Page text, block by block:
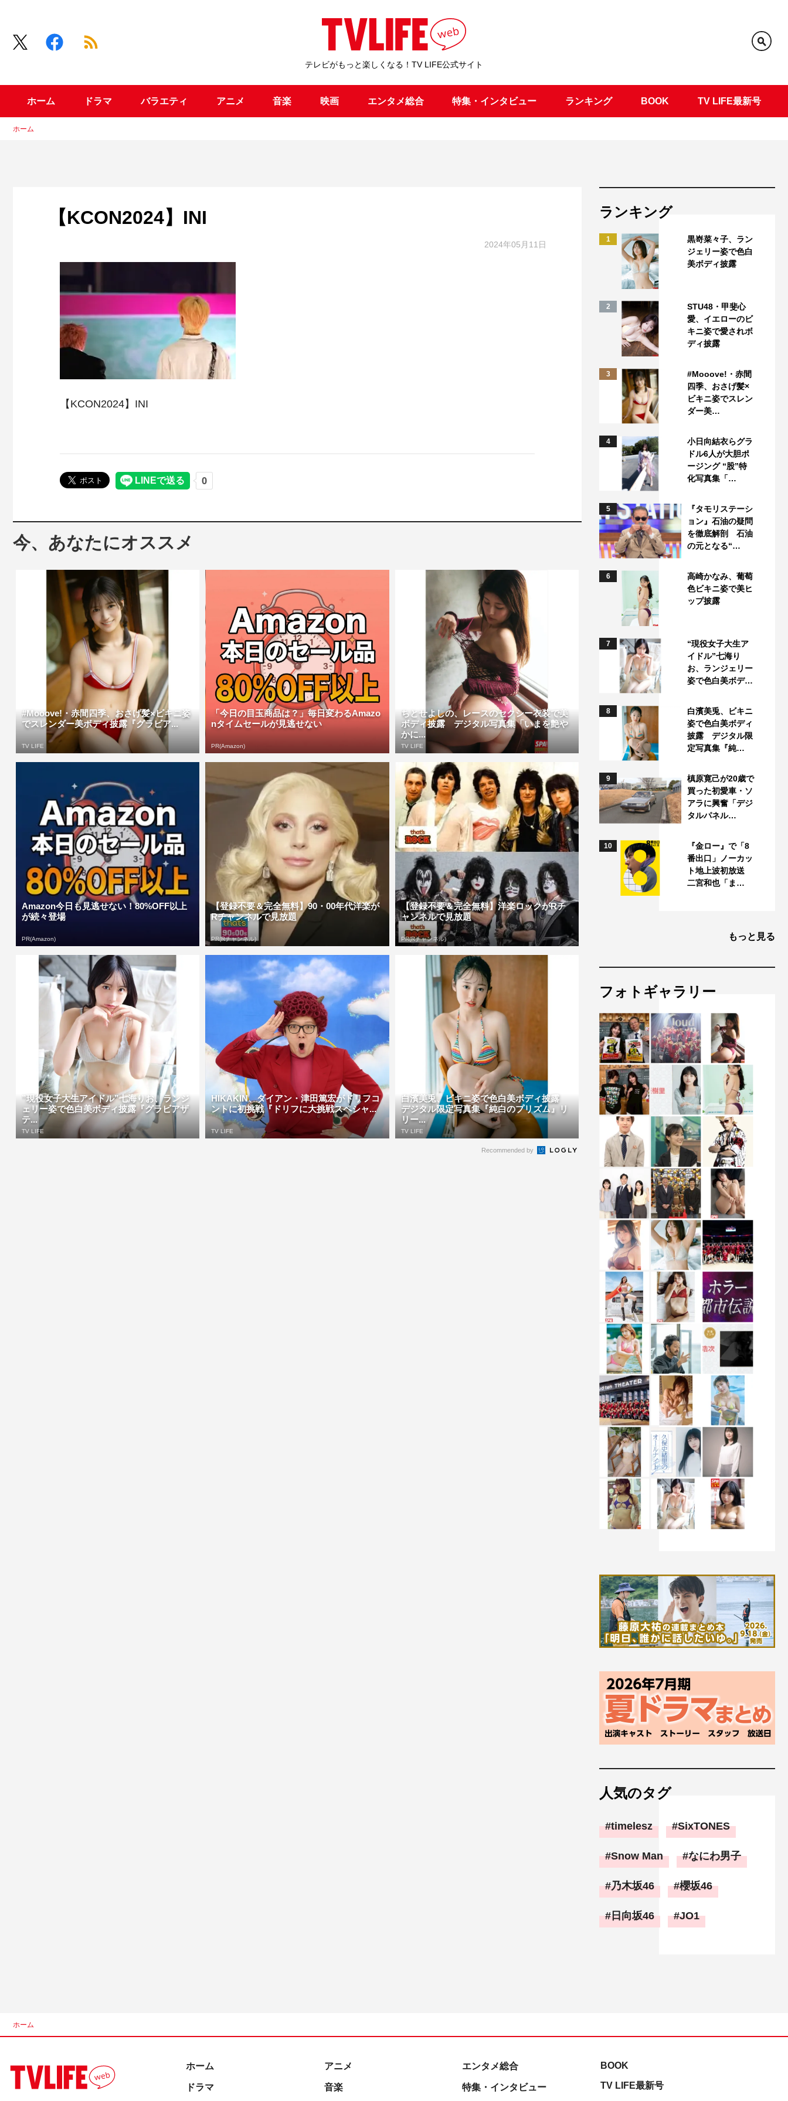
テレビがもっと楽しくなる！TV LIFE公式サイト
ホーム ドラマ バラエティ アニメ 音楽 映画 エンタメ総合 特集・インタビュー ランキング BOOK TV LIFE最新号
ホーム
【KCON2024】INI
2024年05月11日
【KCON2024】INI
今、あなたにオススメ
#Mooove!・赤間四季、おさげ髪×ビキニ姿
でスレンダー美ボディ披露『グラビア...
TV LIFE
「今日の目玉商品は？」毎日変わるAmazo
nタイムセールが見逃せない
PR(Amazon)
ちとせよしの、レースのセクシー衣装で美
ボディ披露 デジタル写真集「いまを艶や
かに...
TV LIFE
Amazon今日も見逃せない！80%OFF以上
が続々登場
PR(Amazon)
【登録不要＆完全無料】90・00年代洋楽が
Rチャンネルで見放題
PR(Rチャンネル)
【登録不要＆完全無料】洋楽ロックがRチ
ャンネルで見放題
PR(Rチャンネル)
”現役女子大生アイドル”七海りお、ランジ
ェリー姿で色白美ボディ披露『グラビアザ
テ...
TV LIFE
HIKAKIN、ダイアン・津田篤宏がドリフコ
ントに初挑戦『ドリフに大挑戦スペシャ...
TV LIFE
白濱美兎、ビキニ姿で色白美ボディ披露
デジタル限定写真集『純白のプリズム』リ
リー...
TV LIFE
Recommended by
ランキング
1
黒嵜菜々子、ラン
ジェリー姿で色白
美ボディ披露
2
STU48・甲斐心
愛、イエローのビ
キニ姿で愛されボ
ディ披露
3
#Mooove!・赤間
四季、おさげ髪×
ビキニ姿でスレン
ダー美…
4
小日向結衣らグラ
ドル6人が大胆ポ
ージング “股”特
化写真集「…
5
『タモリステーシ
ョン』石油の疑問
を徹底解剖 石油
の元となる“…
6
高崎かなみ、葡萄
色ビキニ姿で美ヒ
ップ披露
7
“現役女子大生ア
イドル”七海り
お、ランジェリー
姿で色白美ボデ…
8
白濱美兎、ビキニ
姿で色白美ボディ
披露 デジタル限
定写真集『純…
9
槙原寛己が20歳で
買った初愛車・ソ
アラに興奮「デジ
タルパネル…
10
『金ロー』で「8
番出口」ノーカッ
ト地上波初放送
二宮和也「ま…
もっと見る
フォトギャラリー
人気のタグ
timelesz SixTONES
Snow Man なにわ男子
乃木坂46 櫻坂46
日向坂46 JO1
ホーム
ホーム
ドラマ
アニメ
音楽
エンタメ総合
特集・インタビュー
BOOK
TV LIFE最新号